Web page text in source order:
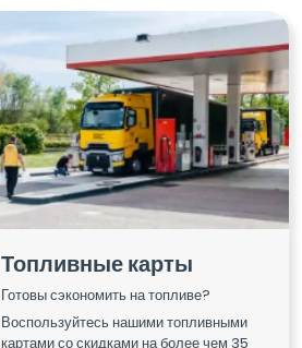
Топливные карты
Готовы сэкономить на топливе?
Воспользуйтесь нашими топливными
картами со скидками на более чем 35